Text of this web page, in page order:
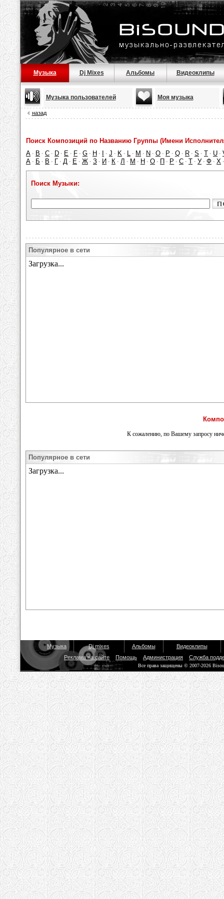
Музыка Dj Mixes Альбомы Видеоклипы
Музыка пользователей Моя музыка
назад
Поиск Композиций по Названию Группы (Имени
A · B · C · D · E · F · G · H · · J · K · L · M · N · O · P · Q · R · S · T · U ·
А · Б · В · Г · Д · Е · Ж · З · И · К · Л · М · Н · О · П · Р · С · Т · У · Ф · Х
Поиск Музыки:
Популярное в сети
К сожалению, по Вашему запросу
Популярное в сети
Музыка Dj mixes Альбомы
Видеоклипы
Реклама на сайте
Помощь Администрация Служба
Все права защищены © 2007-2026